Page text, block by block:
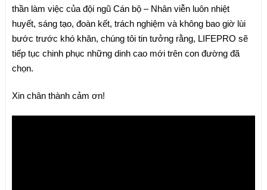
thần làm việc của đội ngũ Cán bộ – Nhân viễn luôn nhiệt
huyết, sáng tạo, đoàn kết, trách nghiệm và không bao giờ lùi
bước trước khó khăn, chúng tôi tin tưởng rằng, LIFEPRO sẽ
tiếp tục chinh phục những dinh cao mới trên con đường đã
chọn.
Xin chân thành cảm ơn!